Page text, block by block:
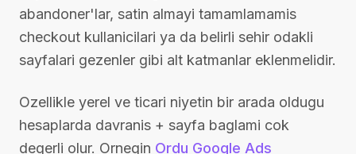
abandoner'lar, satin almayi tamamlamamis
checkout kullanicilari ya da belirli sehir odakli
sayfalari gezenler gibi alt katmanlar eklenmelidir.
Ozellikle yerel ve ticari niyetin bir arada oldugu
hesaplarda davranis + sayfa baglami cok
degerli olur. Ornegin Ordu Google Ads